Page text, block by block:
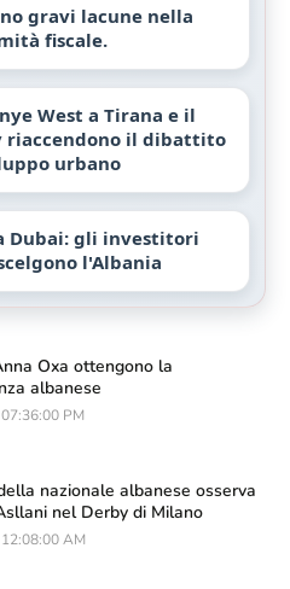
gravi lacune nella
fiscale.
West a Tirana e il
riaccendono il dibattito
urbano
Dubai: gli investitori
l'Albania
Oxa ottengono la
albanese
PM
nazionale albanese osserva
nel Derby di Milano
AM